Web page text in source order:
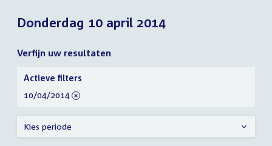
Donderdag 10 april 2014
Verfijn uw resultaten
Verfijn
uw
resultaten
Actieve filters
verwijder
10/04/2014
Kies periode